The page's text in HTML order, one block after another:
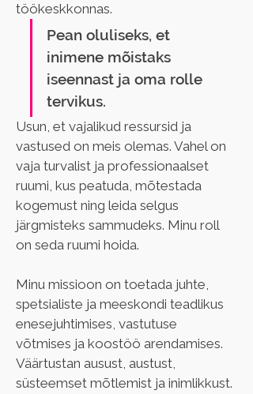
töökeskkonnas.
Pean oluliseks, et
inimene mõistaks
iseennast ja oma rolle
tervikus.
Usun, et vajalikud ressursid ja
vastused on meis olemas. Vahel on
vaja turvalist ja professionaalset
ruumi, kus peatuda, mõtestada
kogemust ning leida selgus
järgmisteks sammudeks. Minu roll
on seda ruumi hoida.
Minu missioon on toetada juhte,
spetsialiste ja meeskondi teadlikus
enesejuhtimises, vastutuse
võtmises ja koostöö arendamises.
Väärtustan ausust, austust,
süsteemset mõtlemist ja inimlikkust.